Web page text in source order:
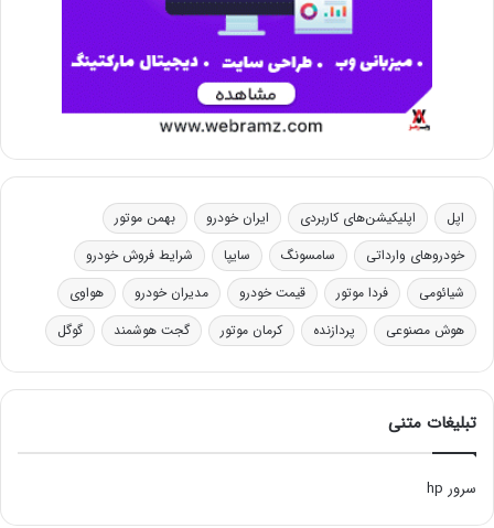
اپل اپلیکیشن‌های کاربردی ایران خودرو
بهمن موتور
خودروهای وارداتی
سامسونگ سایپا
شرایط فروش خودرو
شیائومی
فردا موتور قیمت خودرو مدیران خودرو
هواوی
هوش مصنوعی
پردازنده کرمان موتور گجت هوشمند گوگل
تبلیغات متنی
سرور hp